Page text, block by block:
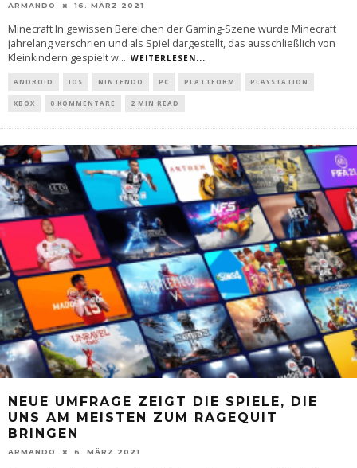
ARMANDO 16. MÄRZ 2021
Minecraft In gewissen Bereichen der Gaming-Szene wurde Minecraft
jahrelang verschrien und als Spiel dargestellt, das ausschließlich von
Kleinkindern gespielt w... WEITERLESEN...
ANDROID IOS NINTENDO PC PLATTFORM PLAYSTATION
XBOX 0 KOMMENTARE 2 MIN READ
NEUE UMFRAGE ZEIGT DIE SPIELE, DIE
UNS AM MEISTEN ZUM RAGEQUIT
BRINGEN
ARMANDO 6. MÄRZ 2021